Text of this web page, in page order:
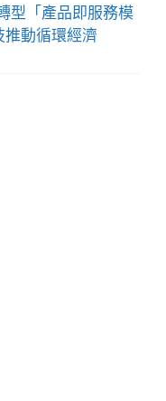
型「產品即服務模
動循環經濟